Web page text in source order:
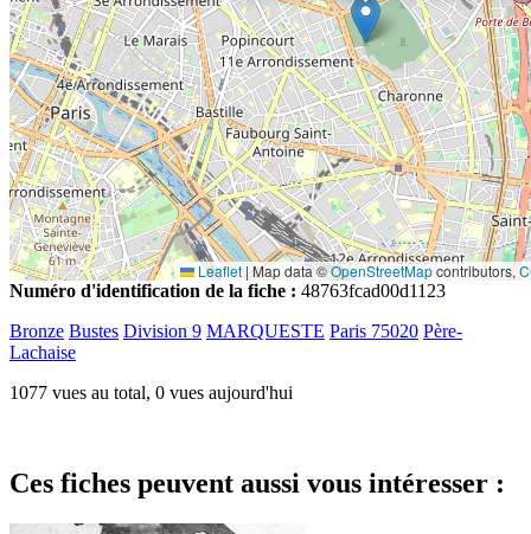
Leaflet |Map data ©OpenStreetMapcontributors,
Numéro d'identification de la fiche : 48763fcad00d1123
Bronze Bustes Division 9 MARQUESTE Paris 75020 Père-
Lachaise
1077 vues au total, 0 vues aujourd'hui
Ces fiches peuvent aussi vous intéresser :